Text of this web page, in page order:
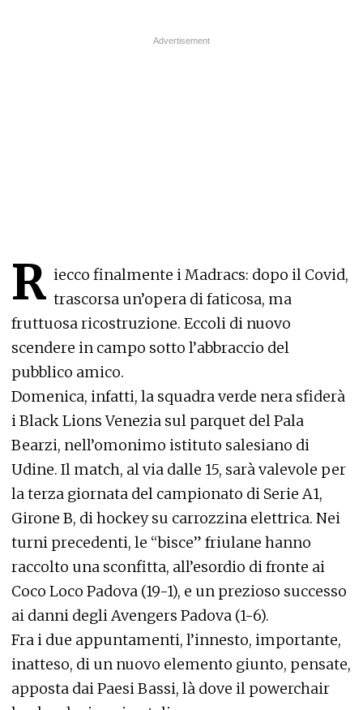
R iecco finalmente i Madracs: dopo il Covid,
trascorsa un’opera di faticosa, ma
fruttuosa ricostruzione. Eccoli di nuovo
scendere in campo sotto l’abbraccio del
pubblico amico.
Domenica, infatti, la squadra verde nera sfiderà
i Black Lions Venezia sul parquet del Pala
Bearzi, nell’omonimo istituto salesiano di
Udine. Il match, al via dalle 15, sarà valevole per
la terza giornata del campionato di Serie A1,
Girone B, di hockey su carrozzina elettrica. Nei
turni precedenti, le “bisce” friulane hanno
raccolto una sconfitta, all’esordio di fronte ai
Coco Loco Padova (19-1), e un prezioso successo
ai danni degli Avengers Padova (1-6).
Fra i due appuntamenti, l’innesto, importante,
inatteso, di un nuovo elemento giunto, pensate,
apposta dai Paesi Bassi, là dove il powerchair